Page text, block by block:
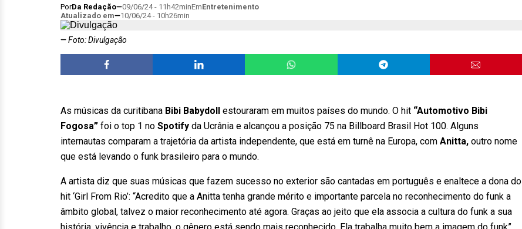
PorDa Redação 09/06/24 - 11h42minEmEntretenimento
Atualizado em
10/06/24 - 10h26min
Foto: Divulgação
As músicas da curitibana Bibi Babydoll estouraram em muitos países do mundo. O hit “Automotivo Bibi
Fogosa” foi o top 1 no Spotify da Ucrânia e alcançou a posição 75 na Billboard Brasil Hot 100. Alguns
internautas comparam a trajetória da artista independente, que está em turnê na Europa, com Anitta, outro nome
que está levando o funk brasileiro para o mundo.
A artista diz que suas músicas que fazem sucesso no exterior são cantadas em português e enaltece a dona do
hit ‘Girl From Rio’: “Acredito que a Anitta tenha grande mérito e importante parcela no reconhecimento do funk a
âmbito global, talvez o maior reconhecimento até agora. Graças ao jeito que ela associa a cultura do funk a sua